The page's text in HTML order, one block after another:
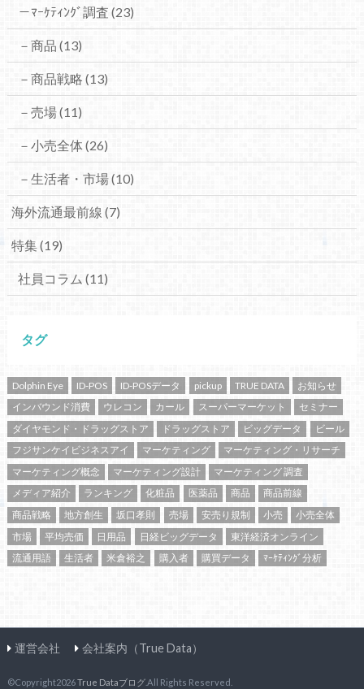
－ﾏｰｹﾃｨﾝｸﾞ調査 (23)
－商品 (13)
－商品戦略 (13)
－売場(11)
－小売全体 (26)
－生活者・市場(10)
海外流通最前線 (7)
特集(19)
社員コラム (11)
タグ
Dolphin Eye ID-POS ID-POSデータ pickup TRUE DATA
お知らせ
インバウンド消費
ウレコン カール スーパーマーケット
セミナー
ダイヤモンド・ドラッグストア
ドラッグストア ビッグデータ
ビール
フジサンケイビジネスアイ
マーケティング
マーケティング・リサーチ
マーケティング概念
マーケティング設計
マーケティング 調査
メディア紹介
ランキング 化粧品 医薬品 商品
商品前線
商品戦略
地方創生 坂口孝則 売場 安売り規制 小売
小売全体
市場
平均売価 日用品 日経ビッグデータ
東洋経済オンライン
流通用語
生活者 米倉裕之 購入者 購買データ ﾏｰｹﾃｨﾝｸﾞ分析
運営会社 会社案内（True Data）
©Copyright2026True Dataブログ.All Rights Reserved.